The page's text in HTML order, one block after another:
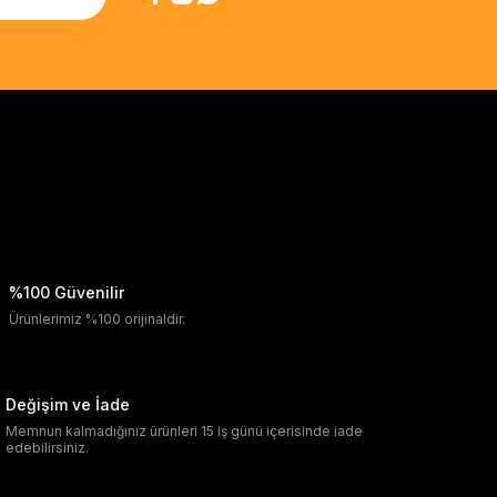
%100 Güvenilir
Ürünlerimiz %100 orijinaldir.
Değişim ve İade
Memnun kalmadığınız ürünleri 15 iş günü içerisinde iade
edebilirsiniz.